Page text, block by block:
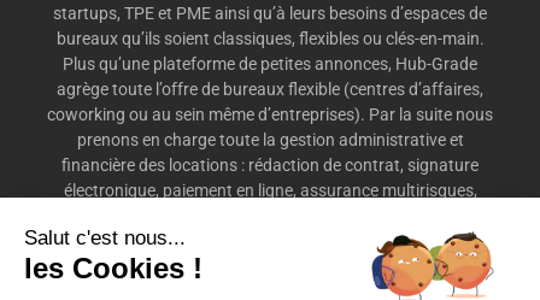
startups, TPE et PME ainsi qu’à leurs besoins d’espaces de
bureaux qu’ils soient classiques, flexibles ou clés-en-main.
Plus qu’une plateforme de petites annonces, Hub-Grade
agrège toute l’offre de bureaux flexible (centres d’affaires,
coworking ou au sein même d’entreprises). Par la suite nous
prenons en charge toute la gestion administrative et
financière des locations : rédaction de contrat, signature
électronique, paiement en ligne, assurance multirisques,
Salut c'est nous...
les Cookies !